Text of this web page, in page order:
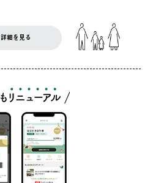
詳細を見る